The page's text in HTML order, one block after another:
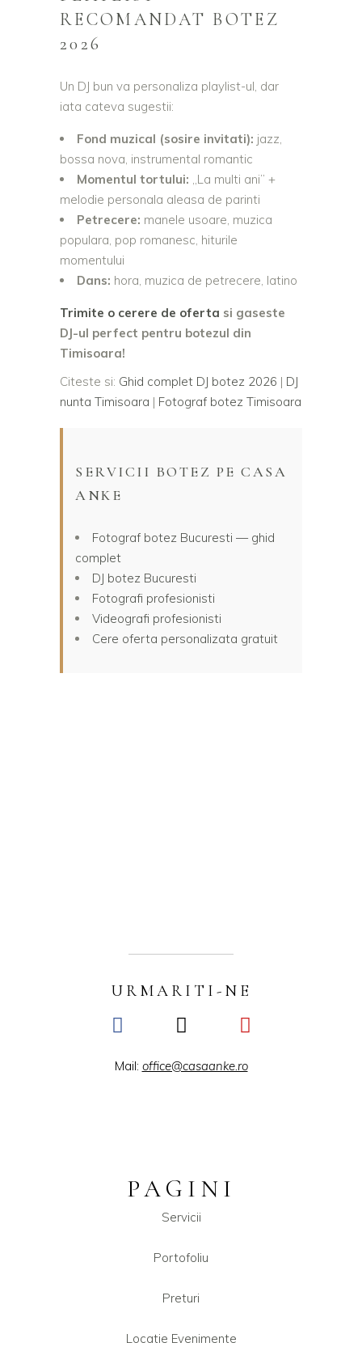
RECOMANDAT BOTEZ
2026
Un DJ bun va personaliza playlist-ul, dar
iata cateva sugestii:
Fond muzical (sosire invitati): jazz,
bossa nova, instrumental romantic
Momentul tortului: „La multi ani” +
melodie personala aleasa de parinti
Petrecere: manele usoare, muzica
populara, pop romanesc, hiturile
momentului
Dans: hora, muzica de petrecere, latino
Trimite o cerere de oferta si gaseste
DJ-ul perfect pentru botezul din
Timisoara!
Citeste si: Ghid complet DJ botez 2026 | DJ
nunta Timisoara | Fotograf botez Timisoara
SERVICII BOTEZ PE CASA
ANKE
Fotograf botez Bucuresti — ghid
complet
DJ botez Bucuresti
Fotografi profesionisti
Videografi profesionisti
Cere oferta personalizata gratuit
URMARITI-NE
Mail: office@casaanke.ro
PAGINI
Servicii
Portofoliu
Preturi
Locatie Evenimente